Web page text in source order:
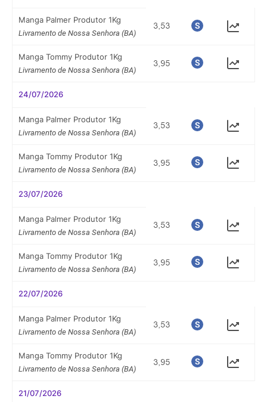
Manga Palmer Produtor 1Kg
Livramento de Nossa Senhora (BA)
Manga Tommy Produtor 1Kg
Livramento de Nossa Senhora (BA)
24/07/2026
Manga Palmer Produtor 1Kg
Livramento de Nossa Senhora (BA)
Manga Tommy Produtor 1Kg
Livramento de Nossa Senhora (BA)
23/07/2026
Manga Palmer Produtor 1Kg
Livramento de Nossa Senhora (BA)
Manga Tommy Produtor 1Kg
Livramento de Nossa Senhora (BA)
22/07/2026
Manga Palmer Produtor 1Kg
Livramento de Nossa Senhora (BA)
Manga Tommy Produtor 1Kg
Livramento de Nossa Senhora (BA)
21/07/2026